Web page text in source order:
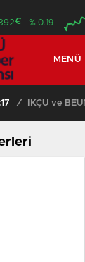
€ % 0.19
MENÜ
/ İKÇÜ ve